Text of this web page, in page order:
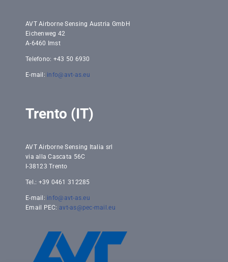
AVT Airborne Sensing Austria GmbH
Eichenweg 42
A-6460 Imst
Telefono: +43 50 6930
E-mail: info@avt-as.eu
Trento (IT)
AVT Airborne Sensing Italia srl
via alla Cascata 56C
I-38123 Trento
Tel.: +39 0461 312285
E-mail: info@avt-as.eu
Email PEC: avt-as@pec-mail.eu